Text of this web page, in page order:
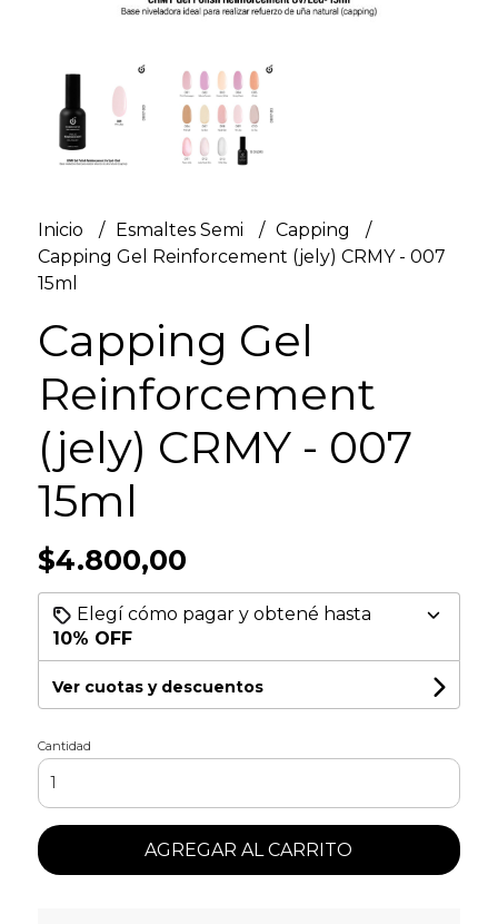
Inicio Esmaltes Semi
Capping
Capping Gel Reinforcement (jely) CRMY - 007
15ml
Capping Gel
Reinforcement
(jely) CRMY - 007
15ml
$4.800,00
Elegí cómo pagar y obtené hasta
10% OFF
Ver cuotas y descuentos
Cantidad
AGREGAR AL CARRITO